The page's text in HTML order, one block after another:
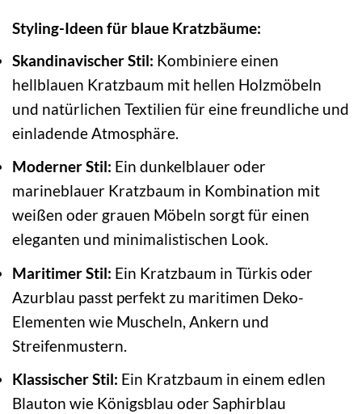
Styling-Ideen für blaue Kratzbäume:
Skandinavischer Stil: Kombiniere einen
hellblauen Kratzbaum mit hellen Holzmöbeln
und natürlichen Textilien für eine freundliche und
einladende Atmosphäre.
Moderner Stil: Ein dunkelblauer oder
marineblauer Kratzbaum in Kombination mit
weißen oder grauen Möbeln sorgt für einen
eleganten und minimalistischen Look.
Maritimer Stil: Ein Kratzbaum in Türkis oder
Azurblau passt perfekt zu maritimen Deko-
Elementen wie Muscheln, Ankern und
Streifenmustern.
Klassischer Stil: Ein Kratzbaum in einem edlen
Blauton wie Königsblau oder Saphirblau